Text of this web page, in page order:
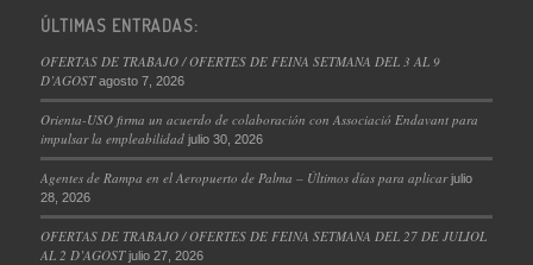
ÚLTIMAS ENTRADAS:
OFERTAS DE TRABAJO / OFERTES DE FEINA SETMANA DEL 3 AL 9
D’AGOST agosto 7, 2026
Orienta-USO firma un acuerdo de colaboración con Associació Endavant para
impulsar la empleabilidad julio 30, 2026
Agentes de Rampa en el Aeropuerto de Palma – Últimos días para aplicar julio
28, 2026
OFERTAS DE TRABAJO / OFERTES DE FEINA SETMANA DEL 27 DE JULIOL
AL 2 D’AGOST julio 27, 2026